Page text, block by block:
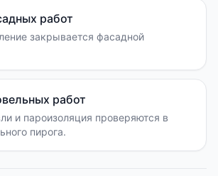
работ
закрывается фасадной
работ
и пароизоляция проверяются в
пирога.